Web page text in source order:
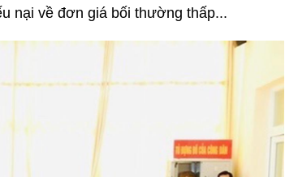
nại về đơn giá bối thường thấp...